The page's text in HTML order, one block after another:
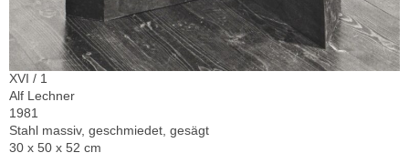
XVI / 1
Alf Lechner
1981
Stahl massiv, geschmiedet, gesägt
30 x 50 x 52 cm